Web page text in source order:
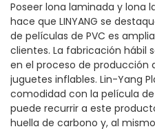
Poseer lona laminada y lona
hace que LINYANG se
de películas de PVC es
clientes. La fabricación
en el proceso de producción
juguetes inflables. Lin-Yang
comodidad con la película
puede recurrir a este
huella de carbono y, al